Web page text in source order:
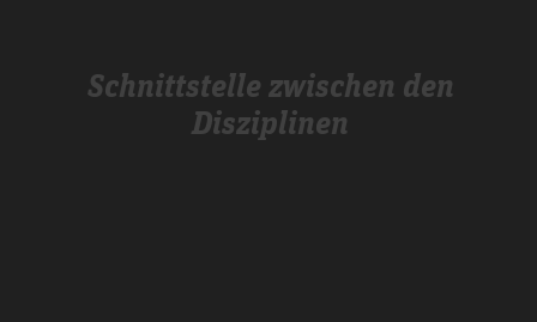
Schnittstelle zwischen den
Disziplinen